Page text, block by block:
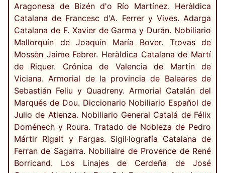
Aragonesa de Bizén d'o Río Martínez. Heràldica
Catalana de Francesc d'A. Ferrer y Vives. Adarga
Catalana de F. Xavier de Garma y Durán. Nobiliario
Mallorquín de Joaquín María Bover. Trovas de
Mossèn Jaime Febrer. Heràldica Catalana de Martí
de Riquer. Crónica de Valencia de Martín de
Viciana. Armorial de la provincia de Baleares de
Sebastián Feliu y Quadreny. Armorial Catalán del
Marqués de Dou. Diccionario Nobiliario Español de
Julio de Atienza. Nobiliario General Catalá de Félix
Doménech y Roura. Tratado de Nobleza de Pedro
Mártir Rigalt y Fargas. Sigil·lografía Catalana de
Ferran de Sagarra. Nobiliaire de Provence de René
Borricand. Los Linajes de Cerdeña de José